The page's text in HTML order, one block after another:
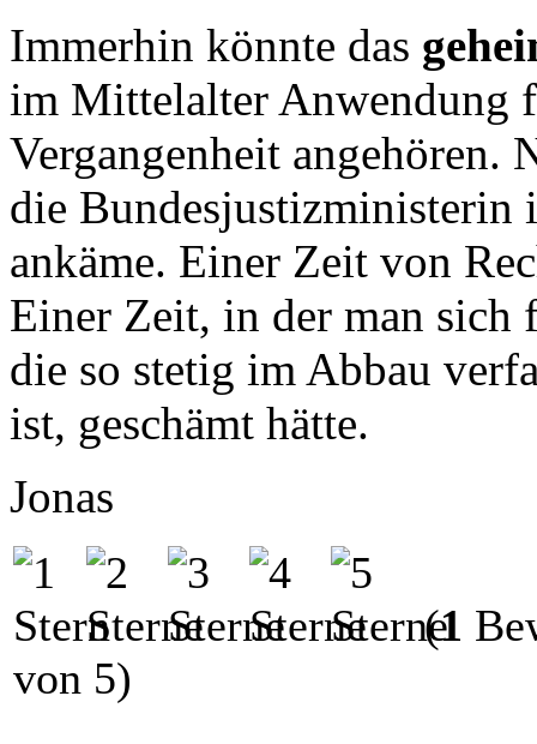
Immerhin könnte das
im Mittelalter Anwendung
Vergangenheit angehören.
die Bundesjustizministerin
ankäme. Einer Zeit von
Einer Zeit, in der man sich
die so stetig im Abbau
ist, geschämt hätte.
Jonas
(1
von 5)